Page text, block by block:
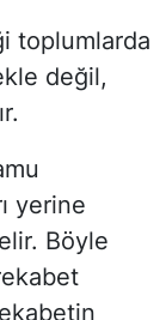
toplumlarda
değil,
yerine
Böyle